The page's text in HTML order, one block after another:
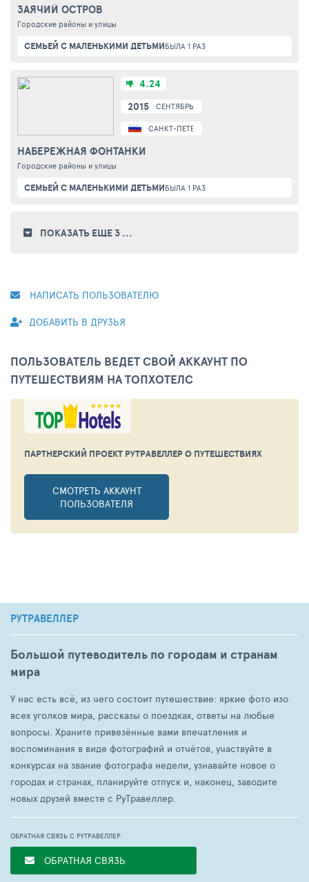
ЗАЯЧИЙ ОСТРОВ
Городские районы и улицы
СЕМЬЕЙ С МАЛЕНЬКИМИ ДЕТЬМИБЫЛА 1 РАЗ
2015 СЕНТЯБРЬ
САНКТ-ПЕТЕРБУРГ
НАБЕРЕЖНАЯ ФОНТАНКИ
Городские районы и улицы
4.24
СЕМЬЕЙ С МАЛЕНЬКИМИ ДЕТЬМИБЫЛА 1 РАЗ
ПОКАЗАТЬ ЕЩЕ 3 ...
НАПИСАТЬ ПОЛЬЗОВАТЕЛЮ
ДОБАВИТЬ В ДРУЗЬЯ
ПОЛЬЗОВАТЕЛЬ ВЕДЕТ СВОЙ АККАУНТ ПО
ПУТЕШЕСТВИЯМ НА ТОПХОТЕЛС
ПАРТНЕРСКИЙ ПРОЕКТ РУТРАВЕЛЛЕРО ПУТЕШЕСТВИЯХ
СМОТРЕТЬ АККАУНТ
ПОЛЬЗОВАТЕЛЯ
РУТРАВЕЛЛЕР
Большой путеводитель по городам и странам
мира
У нас есть всё, из чего состоит путешествие: яркие фото изо
всех уголков мира, рассказы о поездках, ответы на любые
вопросы. Храните привезённые вами впечатления и
воспоминания в виде фотографий и отчётов, участвуйте в
конкурсах на звание фотографа недели, узнавайте новое о
городах и странах, планируйте отпуск и, наконец, заводите
новых друзей вместе с РуТравеллер.
ОБРАТНАЯ СВЯЗЬ С РУТРАВЕЛЛЕР
ОБРАТНАЯ СВЯЗЬ